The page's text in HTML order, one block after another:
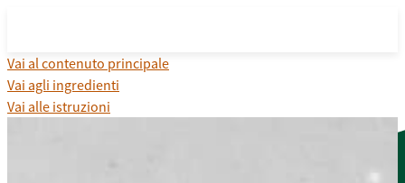
Vai al contenuto principale
Vai agli ingredienti
Vai alle istruzioni